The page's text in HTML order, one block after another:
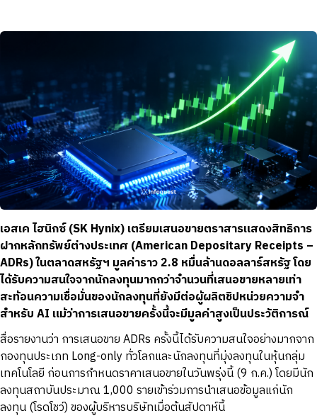
เอสเค ไฮนิกซ์ (SK Hynix) เตรียมเสนอขายตราสารแสดงสิทธิการ
ฝากหลักทรัพย์ต่างประเทศ (American Depositary Receipts –
ADRs)ในตลาดสหรัฐฯ มูลค่าราว 2.8 หมื่นล้านดอลลาร์สหรัฐ โดย
ได้รับความสนใจจากนักลงทุนมากกว่าจำนวนที่เสนอขายหลายเท่า
สะท้อนความเชื่อมั่นของนักลงทุนที่ยังมีต่อผู้ผลิตชิปหน่วยความจำ
สำหรับ AI แม้ว่าการเสนอขายครั้งนี้จะมีมูลค่าสูงเป็นประวัติการณ์
สื่อรายงานว่า การเสนอขาย ADRs ครั้งนี้ได้รับความสนใจอย่างมากจาก
กองทุนประเภท Long-only ทั่วโลกและนักลงทุนที่มุ่งลงทุนในหุ้นกลุ่ม
เทคโนโลยี ก่อนการกำหนดราคาเสนอขายในวันพรุ่งนี้ (9 ก.ค.) โดยมีนัก
ลงทุนสถาบันประมาณ 1,000 รายเข้าร่วมการนำเสนอข้อมูลแก่นัก
ลงทุน (โรดโชว์) ของผู้บริหารบริษัทเมื่อต้นสัปดาห์นี้